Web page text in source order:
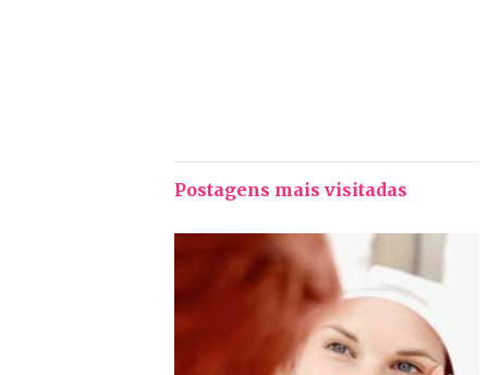
Postagens mais visitadas